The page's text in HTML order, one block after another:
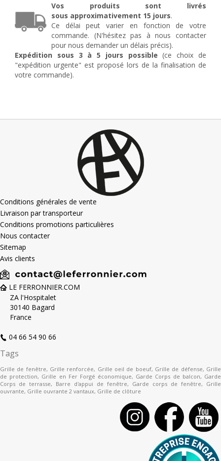
Vos produits sont livrés
sous approximativement 15 jours.
Ce délai peut varier en fonction de votre
commande. (N'hésitez pas à nous contacter
pour nous demander un délais précis).
Expédition sous 3 à 5 jours possible (ce choix de
"expédition urgente" est proposé lors de la finalisation de
votre commande).
Conditions générales de vente
Livraison par transporteur
Conditions promotions particulières
Nous contacter
Sitemap
Avis clients
LE FERRONNIER.COM
ZA l'Hospitalet
30140 Bagard
France
04 66 54 90 66
Tags
Grille de fenêtre, Grille renforcée, Grille oeil de boeuf, Grille de défense, Grille
de protection, Grille en Fer Forgé économique, Garde Corps de balcon, Garde
Corps de terrasse, Barre d'appui de fenêtre, Garde corps de fenêtre, Grille
ouvrante, Grille ouvrante 2 vantaux, Grille de clôture